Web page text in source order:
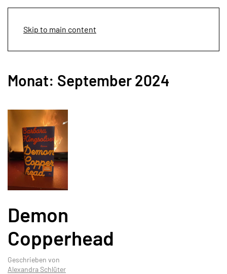
Skip to main content
Monat: September 2024
Demon
Copperhead
Geschrieben von
Alexandra Schlüter